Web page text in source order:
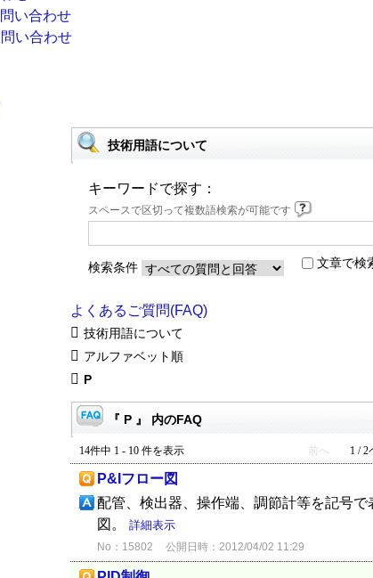
技術用語について
キーワードで探す：
スペースで区切って複数語検索が可能です
検索条件 文章で検
よくあるご質問(FAQ)
技術用語について
アルファベット順
P
『 P 』 内のFAQ
14件中 1 - 10 件を表示 前へ 1 / 2
P&Iフロー図
配管、検出器、操作端、調節計等を記号
図。 詳細表示
No：15802 公開日時：2012/04/02 11:29